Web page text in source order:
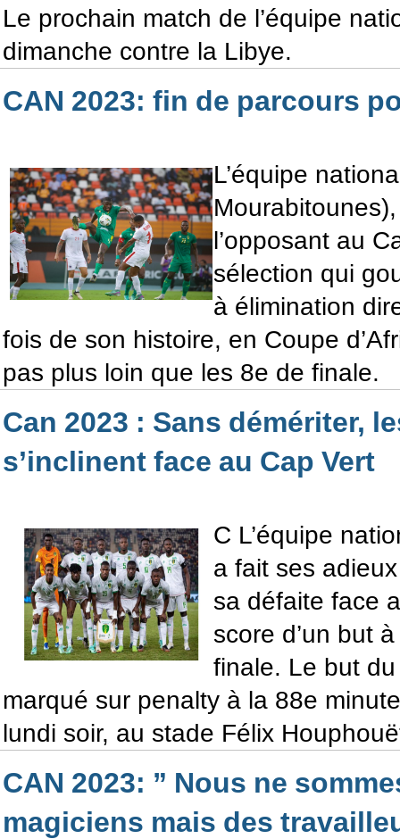
Le prochain match de l’équipe
dimanche contre la Libye.
CAN 2023: fin de parcours
L’équipe
l’opposant au
sélection qui
à élimination
fois de son histoire, en Coupe
pas plus loin que les 8e de finale.
Can 2023 : Sans démériter,
s’inclinent face au Cap Vert
C L’équipe
a fait ses
sa défaite face
score d’un but
finale. Le but
marqué sur penalty à la 88e
lundi soir, au stade Félix
CAN 2023: ” Nous ne
magiciens mais des